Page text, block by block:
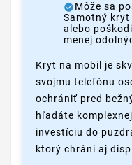
Môže sa
Samotný
alebo
menej
Kryt na mobil je
svojmu telefónu
ochrániť pred
hľadáte
investíciu do
ktorý chráni aj